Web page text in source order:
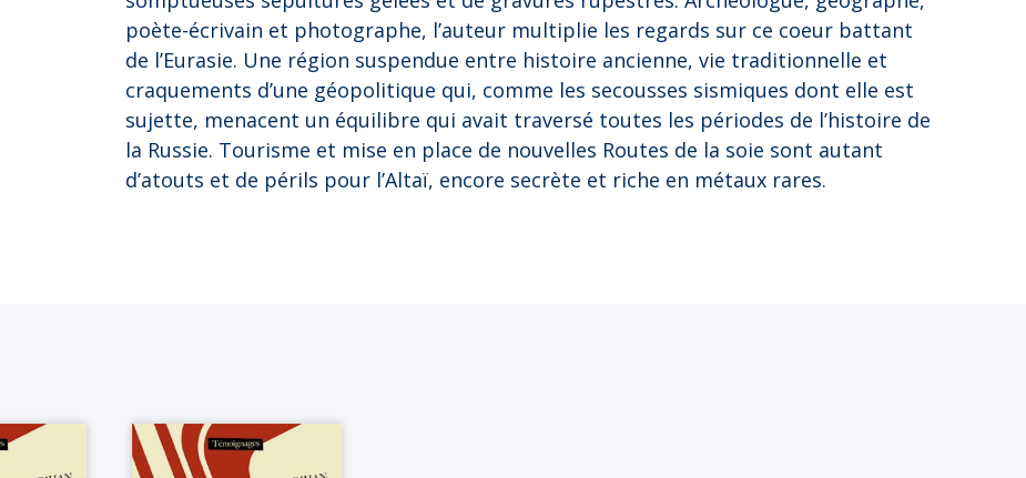
RUSSIE
poète-écrivain et photographe, l’auteur multiplie les regards sur ce coeur battant
de l’Eurasie. Une région suspendue entre histoire ancienne, vie traditionnelle et
craquements d’une géopolitique qui, comme les secousses sismiques dont elle est
sujette, menacent un équilibre qui avait traversé toutes les périodes de l’histoire de
la Russie. Tourisme et mise en place de nouvelles Routes de la soie sont autant
d’atouts et de périls pour l’Altaï, encore secrète et riche en métaux rares.